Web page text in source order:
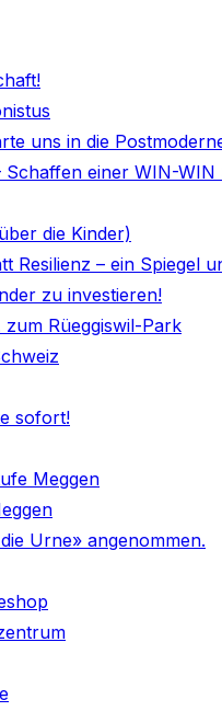
uns in die
Schaffen einer WIN-
die Kinder)
Resilienz – ein Spiegel
zu investieren!
Rüeggiswil-Park
sofort!
Meggen
Urne» angenommen.